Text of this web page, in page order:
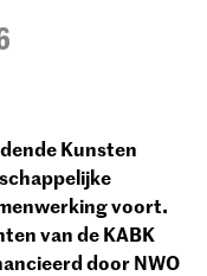
Kunsten
voort.
van de KABK
door NWO